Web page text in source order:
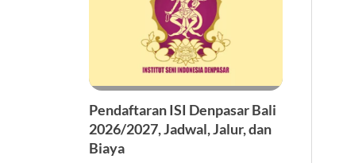
Pendaftaran ISI Denpasar Bali
2026/2027, Jadwal, Jalur, dan
Biaya